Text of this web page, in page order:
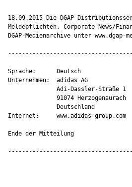
18.09.2015 Die DGAP
Meldepflichten, Corporate News/
DGAP-Medienarchive unter
Sprache:      Deutsch
Unternehmen:  adidas AG
              Adi-Dassler-Straße 1
              91074 Herzogenaurach
              Deutschland
Internet:     www.adidas-group.com
Ende der Mitteilung